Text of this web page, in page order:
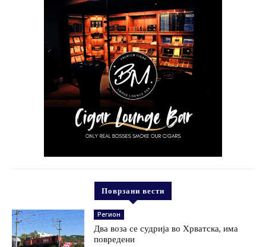
Поврзани вести
Регион
Два воза се судрија во Хрватска, има
повредени